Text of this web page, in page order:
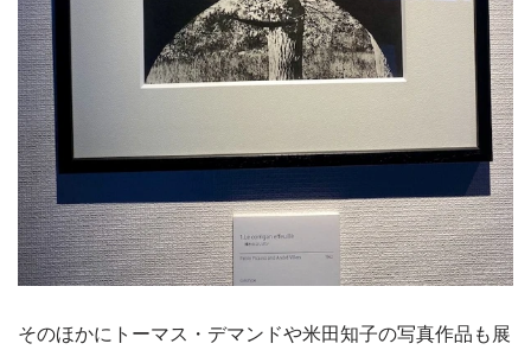
そのほかにトーマス・デマンドや米田知子の写真作品も展